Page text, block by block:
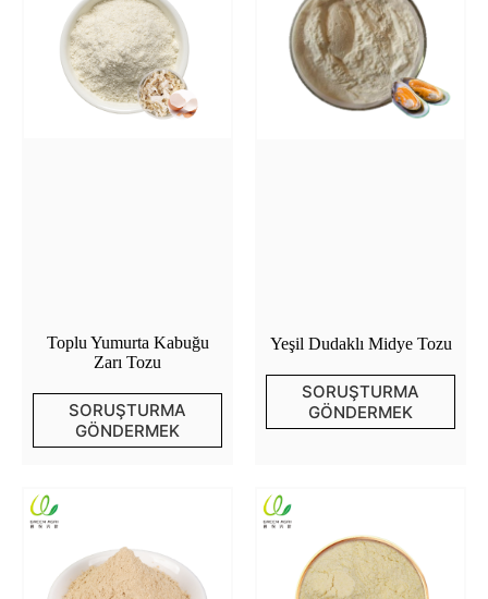
Toplu Yumurta Kabuğu
Zarı Tozu
SORUŞTURMA
GÖNDERMEK
Yeşil Dudaklı Midye Tozu
SORUŞTURMA
GÖNDERMEK